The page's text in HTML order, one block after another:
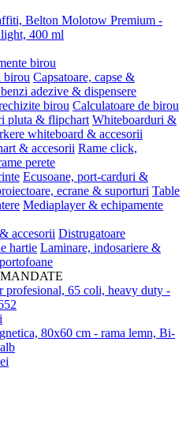
Belton Molotow Premium -
400 ml
birou
birou Capsatoare, capse &
adezive & dispensere
birou Calculatoare de birou
pluta & flipchart Whiteboarduri &
whiteboard & accesorii
& accesorii Rame click,
perete
Ecusoane, port-carduri &
ecrane & suporturi Table
Mediaplayer & echipamente
accesorii Distrugatoare
hartie Laminare, indosariere &
profesional, 65 coli, heavy duty -
80x60 cm - rama lemn, Bi-